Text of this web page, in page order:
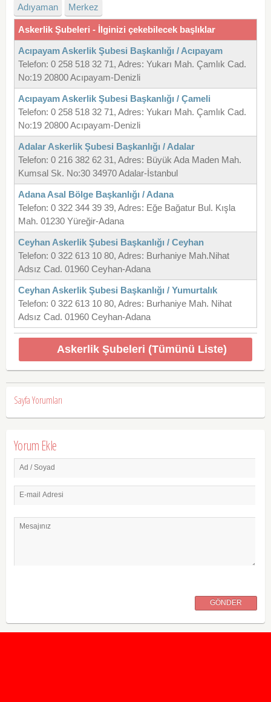
Adıyaman
Merkez
Askerlik Şubeleri - İlginizi çekebilecek başlıklar
Acıpayam Askerlik Şubesi Başkanlığı / Acıpayam
Telefon: 0 258 518 32 71, Adres: Yukarı Mah. Çamlık Cad.
No:19 20800 Acıpayam-Denizli
Acıpayam Askerlik Şubesi Başkanlığı / Çameli
Telefon: 0 258 518 32 71, Adres: Yukarı Mah. Çamlık Cad.
No:19 20800 Acıpayam-Denizli
Adalar Askerlik Şubesi Başkanlığı / Adalar
Telefon: 0 216 382 62 31, Adres: Büyük Ada Maden Mah.
Kumsal Sk. No:30 34970 Adalar-İstanbul
Adana Asal Bölge Başkanlığı / Adana
Telefon: 0 322 344 39 39, Adres: Eğe Bağatur Bul. Kışla
Mah. 01230 Yüreğir-Adana
Ceyhan Askerlik Şubesi Başkanlığı / Ceyhan
Telefon: 0 322 613 10 80, Adres: Burhaniye Mah.Nihat
Adsız Cad. 01960 Ceyhan-Adana
Ceyhan Askerlik Şubesi Başkanlığı / Yumurtalık
Telefon: 0 322 613 10 80, Adres: Burhaniye Mah. Nihat
Adsız Cad. 01960 Ceyhan-Adana
Askerlik Şubeleri (Tümünü Liste)
Sayfa Yorumları
Yorum Ekle
Ad / Soyad
E-mail Adresi
Mesajınız
GÖNDER